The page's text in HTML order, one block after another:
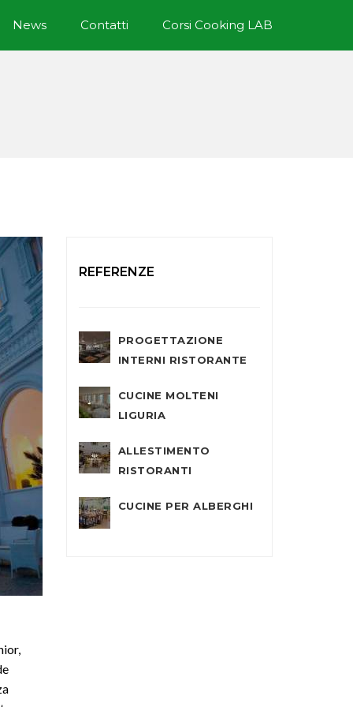
News Contatti Corsi Cooking LAB
REFERENZE
PROGETTAZIONE
INTERNI RISTORANTE
CUCINE MOLTENI
LIGURIA
ALLESTIMENTO
RISTORANTI
CUCINE PER ALBERGHI